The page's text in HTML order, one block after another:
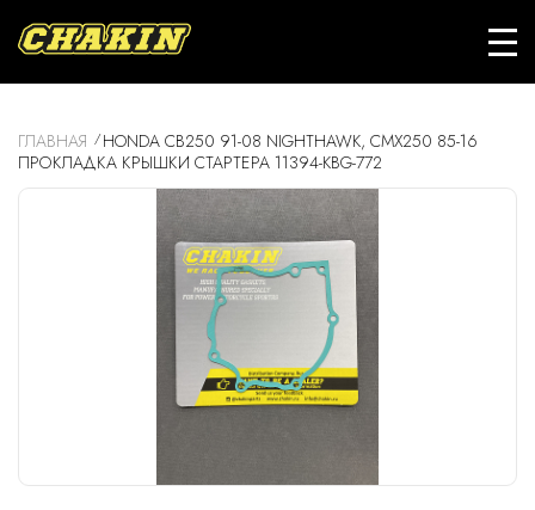
ГЛАВНАЯ
HONDA CB250 91-08 NIGHTHAWK, CMX250 85-16
ПРОКЛАДКА КРЫШКИ СТАРТЕРА 11394-KBG-772